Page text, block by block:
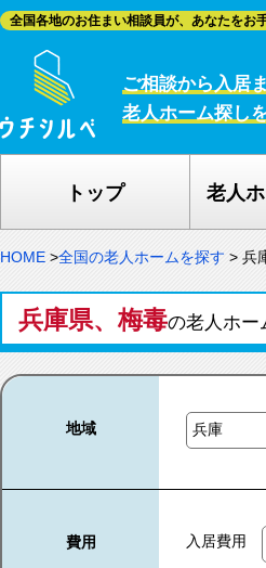
全国各地のお住まい相談員が、あなたをお
ご相談から入居
老人ホーム探し
トップ 老人
HOME >全国の老人ホームを探す > 兵
兵庫県、梅毒の老人ホー
地域
費用 入居費用